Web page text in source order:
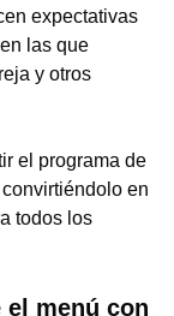
expectativas
las que
y otros
el programa de
en
todos los
menú con